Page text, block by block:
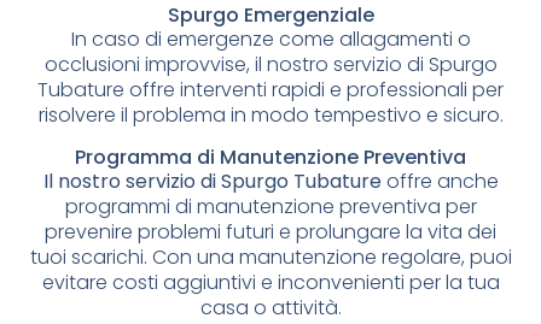
Spurgo Emergenziale
In caso di emergenze come allagamenti o
occlusioni improvvise, il nostro servizio di Spurgo
Tubature offre interventi rapidi e professionali per
risolvere il problema in modo tempestivo e sicuro.
Programma di Manutenzione Preventiva
Il nostro servizio di Spurgo Tubatureoffre anche
programmi di manutenzione preventiva per
prevenire problemi futuri e prolungare la vita dei
tuoi scarichi. Con una manutenzione regolare, puoi
evitare costi aggiuntivi e inconvenienti per la tua
casa o attività.